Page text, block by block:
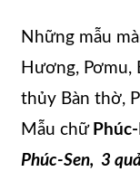
Những mẫu
Hương, Pơmu,
thủy Bàn thờ,
Mẫu chữ
Phúc-Sen, 3